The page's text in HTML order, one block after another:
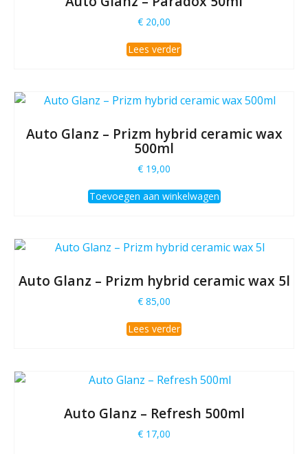
€ 20,00
Lees verder
Auto Glanz – Prizm hybrid ceramic wax
500ml
€ 19,00
Toevoegen aan winkelwagen
Auto Glanz – Prizm hybrid ceramic wax 5l
€ 85,00
Lees verder
Auto Glanz – Refresh 500ml
€ 17,00